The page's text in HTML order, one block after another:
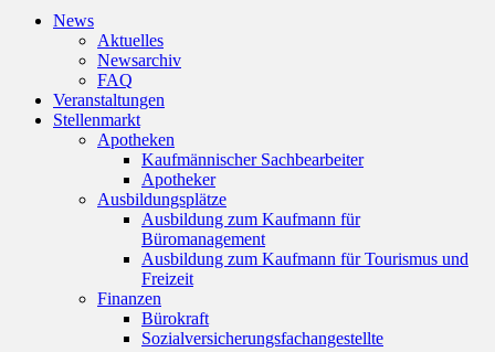
News
Aktuelles
Newsarchiv
FAQ
Veranstaltungen
Stellenmarkt
Apotheken
Kaufmännischer Sachbearbeiter
Apotheker
Ausbildungsplätze
Ausbildung zum Kaufmann für
Büromanagement
Ausbildung zum Kaufmann für Tourismus und
Freizeit
Finanzen
Bürokraft
Sozialversicherungsfachangestellte